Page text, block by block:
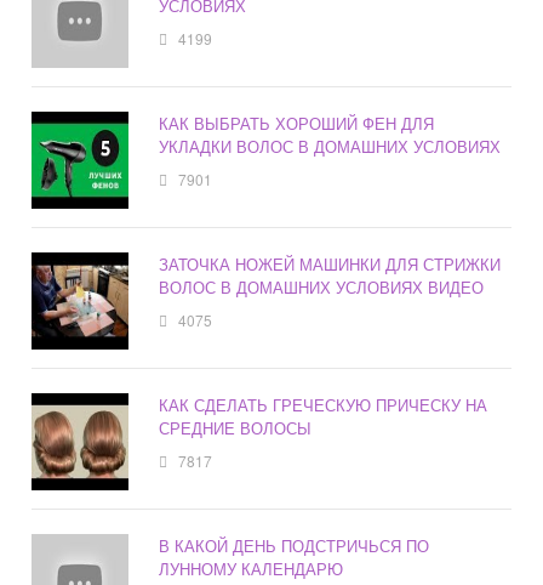
УСЛОВИЯХ
4199
КАК ВЫБРАТЬ ХОРОШИЙ ФЕН ДЛЯ
УКЛАДКИ ВОЛОС В ДОМАШНИХ УСЛОВИЯХ
7901
ЗАТОЧКА НОЖЕЙ МАШИНКИ ДЛЯ СТРИЖКИ
ВОЛОС В ДОМАШНИХ УСЛОВИЯХ ВИДЕО
4075
КАК СДЕЛАТЬ ГРЕЧЕСКУЮ ПРИЧЕСКУ НА
СРЕДНИЕ ВОЛОСЫ
7817
В КАКОЙ ДЕНЬ ПОДСТРИЧЬСЯ ПО
ЛУННОМУ КАЛЕНДАРЮ